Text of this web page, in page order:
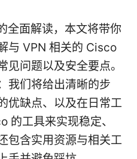
全面解读，本文将带你
与 VPN 相关的 Cisco
见问题以及安全要点。
我们将给出清晰的步
优缺点、以及在日常工
的工具来实现稳定、
包含实用资源与相关工